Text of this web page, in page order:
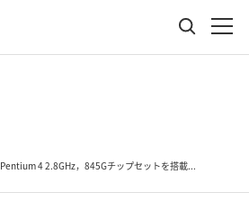
Pentium 4 2.8GHz，845Gチップセットを搭載...